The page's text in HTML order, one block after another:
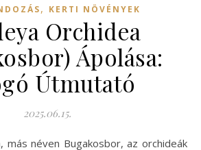
, KERTI NÖVÉNYEK
Orchidea
Ápolása:
Útmutató
2025.06.15.